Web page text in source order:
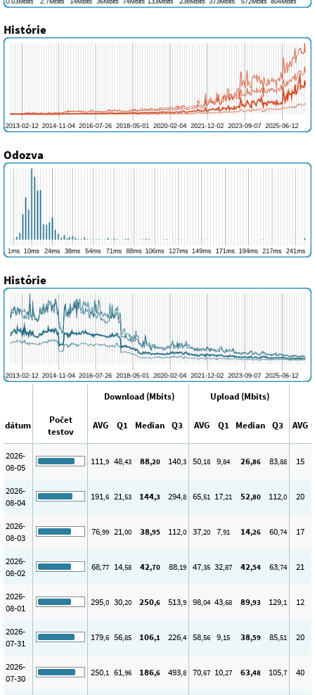
Histórie
Odozva
Histórie
Download (Mbits) Upload (Mbits)
dátum
Počet
testov
AVG Q1 Median Q3 AVG Q1 Median Q3 AVG
2026-
08-05
111,9 48,43 88,20 140,3 50,18 9,84 26,86 83,88 15
2026-
08-04
191,6 21,53 144,3 294,8 65,51 17,21 52,80 112,0 20
2026-
08-03
76,99 21,00 38,95 112,0 37,20 7,91 14,26 60,74 17
2026-
08-02
68,77 14,58 42,70 88,19 47,35 32,87 42,54 63,74 21
2026-
08-01
295,0 30,20 250,6 513,9 98,04 43,68 89,93 129,1 12
2026-
07-31
179,6 56,85 106,1 226,4 58,56 9,15 38,59 85,51 20
2026-
07-30
250,1 61,96 186,6 493,8 70,67 10,27 63,48 105,7 40